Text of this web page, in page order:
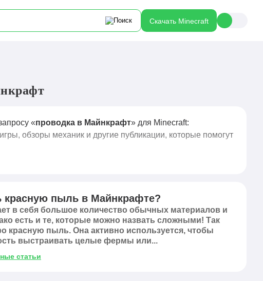
Скачать Minecraft
«проводка в Майнкрафт» для Minecraft:
обзоры механик и другие публикации, которые помогут
красную пыль в Майнкрафте?
в себя большое количество обычных материалов и
есть и те, которые можно назвать сложными! Так
красную пыль. Она активно используется, чтобы
выстраивать целые фермы или...
статьи